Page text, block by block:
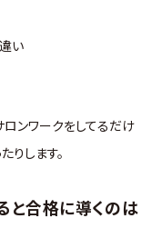
い
ロンワークをしてるだけ
りします。
と合格に導くのは